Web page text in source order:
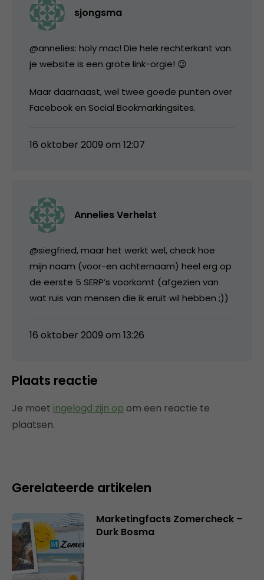
sjongsma
@annelies: holy mac! Die hele rechterkant van
je website is een grote link-orgie! 😉
Maar daarnaast, wel twee goede punten over
Facebook en Social Bookmarkingsites.
16 oktober 2009 om 12:07
Annelies Verhelst
@siegfried, maar het werkt wel, check hoe
mijn naam (voor-en achternaam) heel erg op
de eerste 5 SERP’s voorkomt (afgezien van
wat ruis van mensen die ik eruit wil hebben ;))
16 oktober 2009 om 13:26
Plaats reactie
Je moet ingelogd zijn op om een reactie te
plaatsen.
Gerelateerde artikelen
Marketingfacts Zomercheck –
Durk Bosma